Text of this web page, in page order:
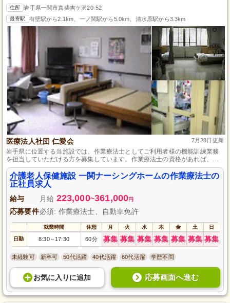
住所 岩手県一関市真柴吉ケ沢20-52
最寄駅 有壁駅から2.1km、一ノ関駅から5.0km、清水原駅から3.3km
医療法人社団 仁愛会 7月28日更新
岩手県に位置する当施設では、作業療法士としてご利用者様の機能訓練業務
を担当していただける方を募集しています。作業療法士の資格があれば、介
護の経験がなくてもチャレンジいただけます。内部研修や外部研修でスキル
アップを目指せる環境と、日中のみの勤務体制でプライベートとの両立がし
やすい職場です。マイカー通勤も可能なため、通勤の便利さも魅力の一つで
す。
介護老人保健施設 一関ナーシングホームの作業療法士の
正社員求人
給与 月給 223,000~361,000円
応募要件必須: 作業療法士、自動車免許
就業時間 休憩 月 火 水 木 金 土 日
日勤 8:30～ 17:30 60分 募集 募集 募集 募集 募集 募集 募集
未経験可 新卒可 50代活躍 40代活躍 60代活躍 学歴不問
お気に入り に追加 応募画面へ進む